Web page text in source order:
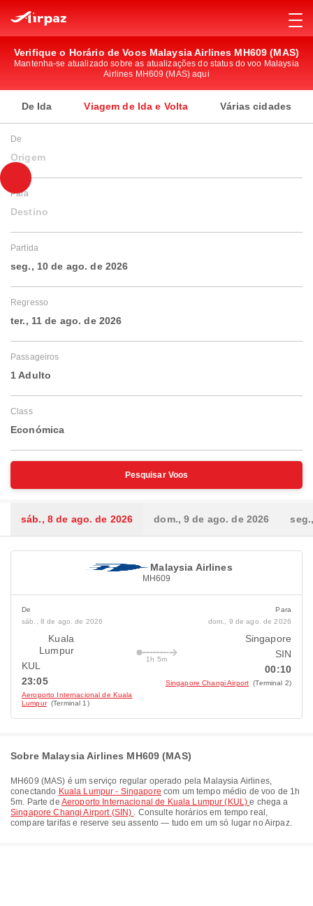
Verifique o Horário de Voos Malaysia Airlines MH609 (MAS)
Mantenha-se atualizado sobre as atualizações do status do voo Malaysia
Airlines MH609 (MAS) aqui
De Ida Viagem de Ida e Volta Várias cidades
De
Origem
Para
Destino
Partida
seg., 10 de ago. de 2026
Regresso
ter., 11 de ago. de 2026
Passageiros
1 Adulto
Class
Económica
Pesquisar Voos
sáb., 8 de ago. de 2026 dom., 9 de ago. de 2026
Malaysia Airlines
MH609
De
sáb., 8 de ago. de 2026
Kuala
Lumpur
KUL
23:05
Aeroporto Internacional de Kuala
Lumpur (Terminal 1)
1h 5m
Para
dom., 9 de ago. de 2026
Singapore
SIN
00:10
Singapore Changi Airport (Terminal 2)
Sobre Malaysia Airlines MH609 (MAS)
MH609 (MAS) é um serviço regular operado pela Malaysia Airlines,
conectando Kuala Lumpur - Singapore com um tempo médio de voo de 1h
5m. Parte de Aeroporto Internacional de Kuala Lumpur (KUL)e chega a
Singapore Changi Airport (SIN) . Consulte horários em tempo real,
compare tarifas e reserve seu assento — tudo em um só lugar no Airpaz.